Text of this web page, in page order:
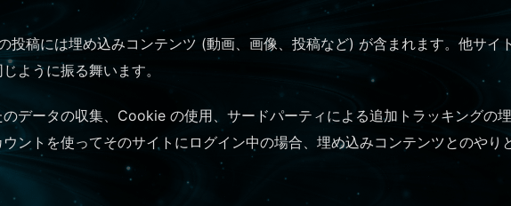
投稿には埋め込みコンテンツ (動画、画像、投稿など) が含まれます。他サイ
ように振る舞います。
データの収集、Cookie の使用、サードパーティによる追加トラッキングの
ントを使ってそのサイトにログイン中の場合、埋め込みコンテンツとのやり